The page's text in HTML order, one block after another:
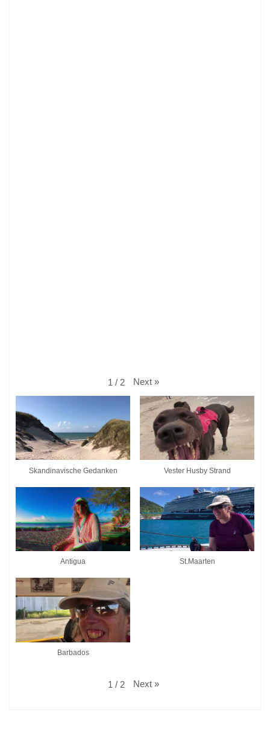
1 / 2 Next »
Skandinavische Gedanken Vester Husby Strand
Antigua St.Maarten
Barbados
1 / 2 Next »